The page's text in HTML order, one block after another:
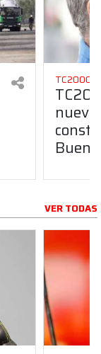
TC2000
VER TODAS